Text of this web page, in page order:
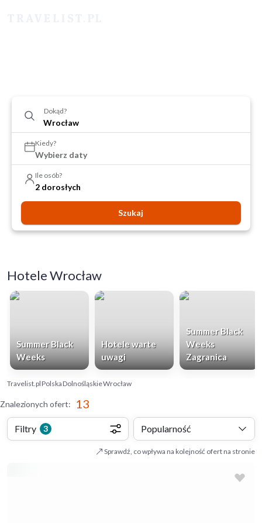
Dokąd?
Kiedy?
Wybierz daty
Ile osób?
2 dorosłych
Szukaj
Hotele Wrocław
Summer Black
Weeks
Hotele warte
uwagi
Summer Black
Weeks
Zagranica
Travelist.plPolskaDolnośląskieWrocław
Znalezionych ofert: 13
Filtry 3 Popularność
Sprawdź, co wpływa na kolejność ofert na stronie